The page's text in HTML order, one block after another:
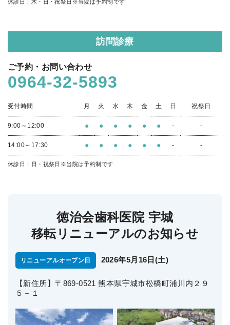
休診日：木・日・祝祭日 ※当院は予約制です
訪問診療
ご予約・お問い合わせ
0964-32-5893
受付時間 月 火 水 木 金 土 日 祝祭日
9:00～12:00 ● ● ● ● ● ● - -
14:00～17:30 ● ● ● ● ● ● - -
休診日：日・祝祭日 ※当院は予約制です
徳治会歯科医院 宇城
移転リニューアルのお知らせ
リニューアルオープン日 2026年5月16日(土)
【新住所】〒869-0521 熊本県宇城市松橋町浦川内２９
５－１